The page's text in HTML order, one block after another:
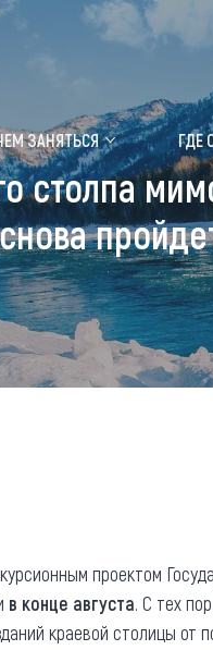
Цветение
Где
Объекты
Объекты
Объекты
Топ
Новости
Что
ЗАНЯТЬСЯ ГДЕ
столпа
снова
проектом
в конце августа. С тех
краевой столицы от